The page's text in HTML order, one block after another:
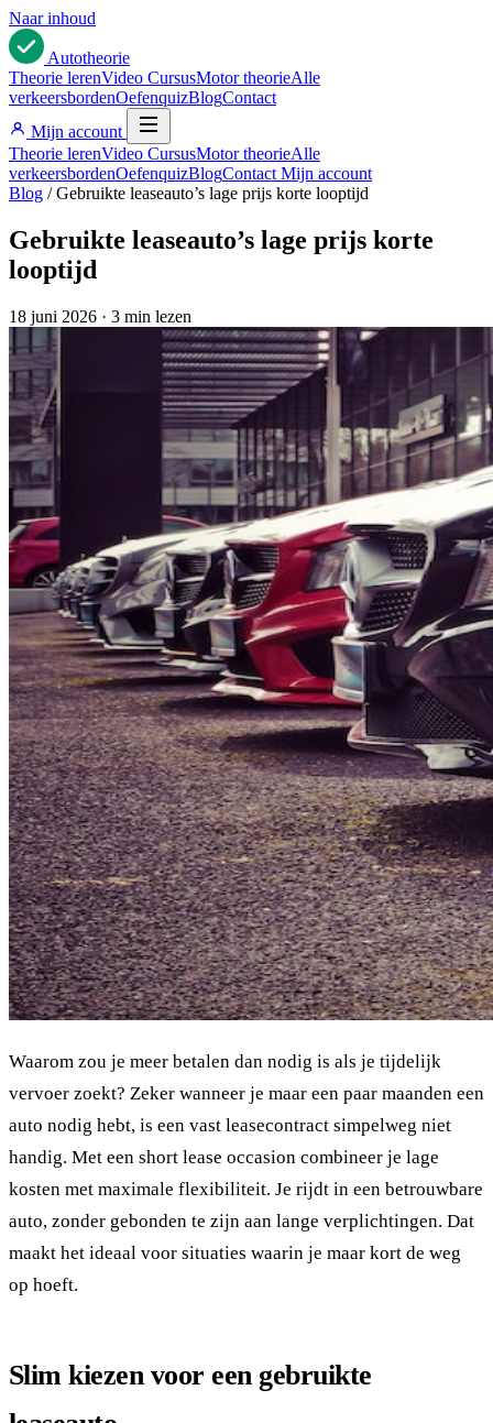
Naar inhoud
Autotheorie
Theorie lerenVideo CursusMotor theorieAlle
verkeersbordenOefenquizBlogContact
Mijn account
Theorie lerenVideo CursusMotor theorieAlle
verkeersbordenOefenquizBlogContact Mijn account
Blog / Gebruikte leaseauto’s lage prijs korte looptijd
Gebruikte leaseauto’s lage prijs korte
looptijd
18 juni 2026 · 3 min lezen
Waarom zou je meer betalen dan nodig is als je tijdelijk
vervoer zoekt? Zeker wanneer je maar een paar maanden een
auto nodig hebt, is een vast leasecontract simpelweg niet
handig. Met een short lease occasion combineer je lage
kosten met maximale flexibiliteit. Je rijdt in een betrouwbare
auto, zonder gebonden te zijn aan lange verplichtingen. Dat
maakt het ideaal voor situaties waarin je maar kort de weg
op hoeft.
Slim kiezen voor een gebruikte